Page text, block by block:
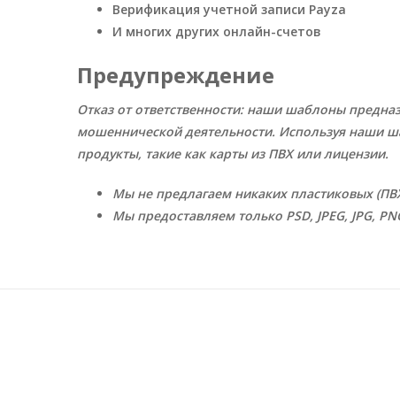
Верификация учетной записи Payza
И многих других онлайн-счетов
Предупреждение
Отказ от ответственности: наши шаблоны
мошеннической деятельности. Используя наши
продукты, такие как карты из ПВХ или лицензии.
Мы не предлагаем никаких пластиковых
Мы предоставляем только PSD, JPEG, JPG,